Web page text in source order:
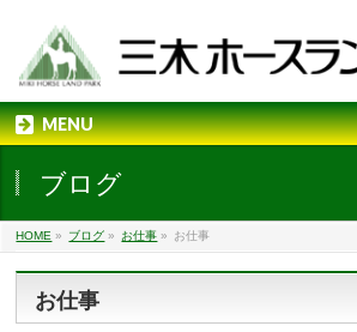
MENU
ブログ
HOME » ブログ » お仕事 » お仕事
お仕事